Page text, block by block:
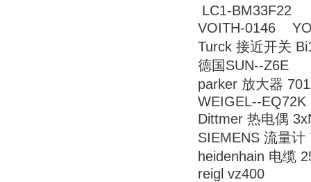
LC1-BM33F22
VOITH-0146
Turck 接近开关
德国SUN--Z6E
parker 放大器
WEIGEL--EQ72K
Dittmer 热电偶
SIEMENS 流量计
heidenhain 电缆
reigl vz400